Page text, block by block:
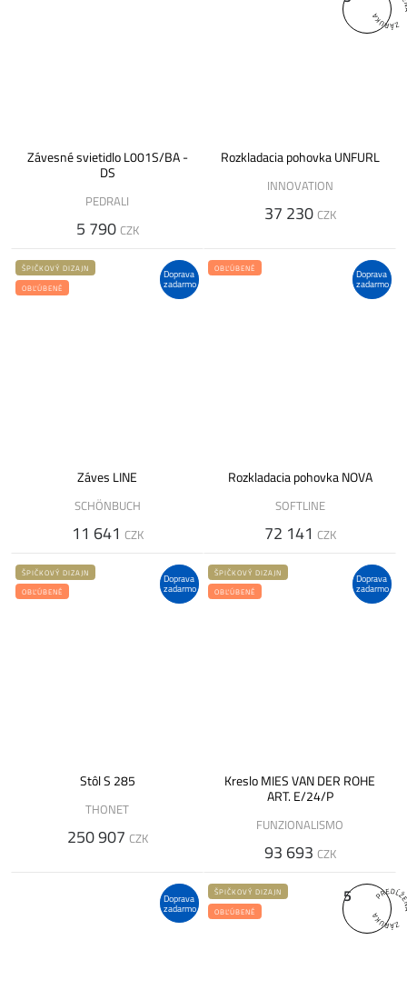
Závesné svietidlo L001S/BA -
DS
PEDRALI
5 790 CZK
Rozkladacia pohovka UNFURL
INNOVATION
37 230 CZK
Doprava
zadarmo
ŠPIČKOVÝ DIZAJN
OBĽÚBENÉ
Záves LINE
SCHÖNBUCH
11 641 CZK
Doprava
zadarmo
OBĽÚBENÉ
Rozkladacia pohovka NOVA
SOFTLINE
72 141 CZK
Doprava
zadarmo
ŠPIČKOVÝ DIZAJN
OBĽÚBENÉ
Stôl S 285
THONET
250 907 CZK
Doprava
zadarmo
ŠPIČKOVÝ DIZAJN
OBĽÚBENÉ
Kreslo MIES VAN DER ROHE
ART. E/24/P
FUNZIONALISMO
93 693 CZK
Doprava
zadarmo
5
ŠPIČKOVÝ DIZAJN
OBĽÚBENÉ